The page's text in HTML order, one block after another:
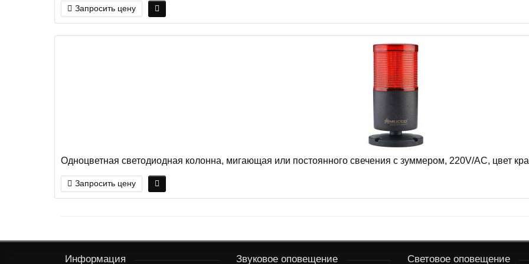
Запросить цену
Одноцветная светодиодная колонна, мигающая или постоянного свечения с зуммером, 220V/AC, цвет
Запросить цену
Информация Звуковое оповещение Световое оповещение